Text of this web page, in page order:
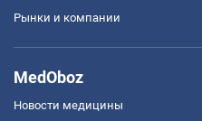
Рынки и компании
MedOboz
Новости медицины